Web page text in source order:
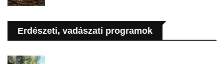
Erdészeti, vadászati programok